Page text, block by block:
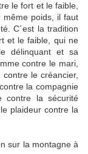
le fort et le faible,
poids, il faut
C´est la tradition
et le faible, qui ne
délinquant et sa
contre le mari,
le créancier,
la compagnie
contre la sécurité
plaideur contre la
sur la montagne à